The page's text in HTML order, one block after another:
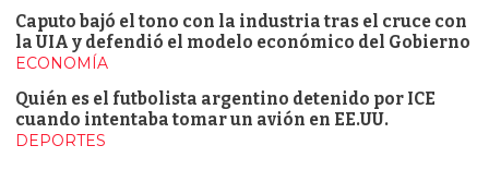
Caputo bajó el tono con la industria tras el cruce con
la UIA y defendió el modelo económico del Gobierno
ECONOMÍA
Quién es el futbolista argentino detenido por ICE
cuando intentaba tomar un avión en EE.UU.
DEPORTES